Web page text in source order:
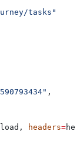
tasks"
,
headers=